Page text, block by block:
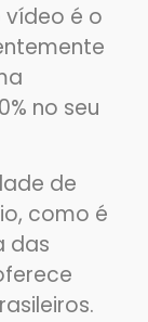
é o
no seu
de
como é
das